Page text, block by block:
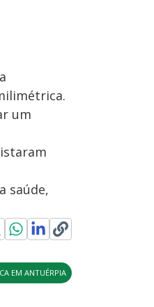
um
saúde,
EM ANTUÉRPIA